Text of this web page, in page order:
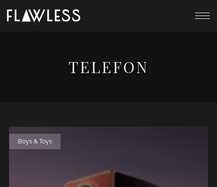
TELEFON
Boys & Toys